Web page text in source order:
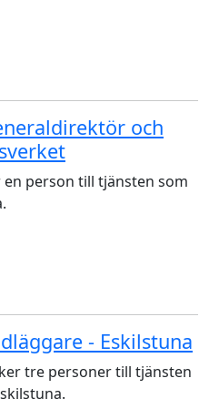
och
en person till tjänsten som
- Eskilstuna
tre personer till tjänsten